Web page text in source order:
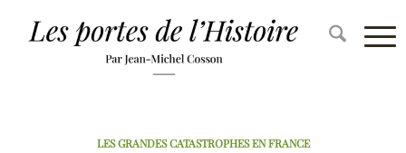
LES GRANDES CATASTROPHES EN FRANCE